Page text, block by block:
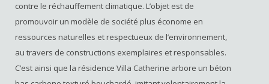
contre le réchauffement climatique. L’objet est de
promouvoir un modèle de société plus économe en
ressources naturelles et respectueux de l’environnement,
au travers de constructions exemplaires et responsables.
C’est ainsi que la résidence Villa Catherine arbore un béton